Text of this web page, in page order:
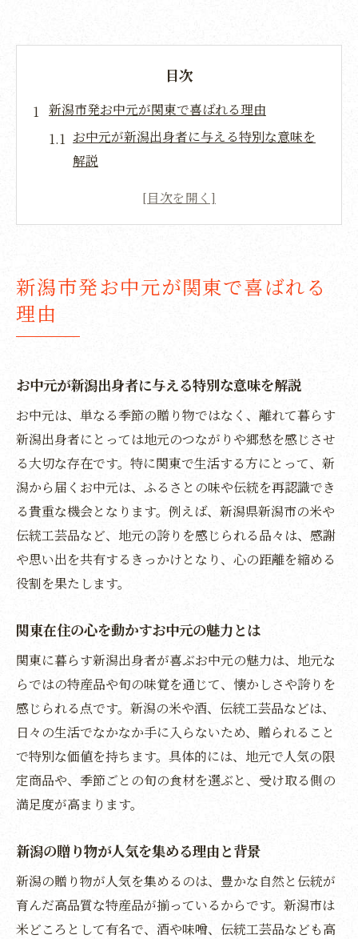
目次
新潟市発お中元が関東で喜ばれる理由
お中元が新潟出身者に与える特別な意味を
解説
関東在住の心を動かすお中元の魅力とは
て
お中元に最適な新潟市の特産品を厳選紹介
提案
高級感漂う新潟お中元で感謝を伝える方法
新潟の贈答品が選ばれる理由とおすすめポ
イント
おしゃれな新潟ギフトで個性を演出するコ
ツ
新潟の美味しいお中元で喜びを届ける秘訣
新潟出身者が関東で喜ぶお中元の選び方ガ
イド
お中元を通じて地元愛を感じる贈り方の工
夫
関東で注目される新潟の贈答品とは何か
お中元に込める地元への思いと伝え方のポ
イント
ア
高級感あふれる新潟ギフトの魅力を解説
お中元で選ばれる新潟の高級ギフトの特徴
新潟市発お中元が関東で喜ばれる
理由
お中元が新潟出身者に与える特別な意味を解説
お中元は、単なる季節の贈り物ではなく、離れて暮らす
新潟出身者にとっては地元のつながりや郷愁を感じさせ
る大切な存在です。特に関東で生活する方にとって、新
潟から届くお中元は、ふるさとの味や伝統を再認識でき
る貴重な機会となります。例えば、新潟県新潟市の米や
伝統工芸品など、地元の誇りを感じられる品々は、感謝
や思い出を共有するきっかけとなり、心の距離を縮める
役割を果たします。
関東在住の心を動かすお中元の魅力とは
関東に暮らす新潟出身者が喜ぶお中元の魅力は、地元な
らではの特産品や旬の味覚を通じて、懐かしさや誇りを
感じられる点です。新潟の米や酒、伝統工芸品などは、
日々の生活でなかなか手に入らないため、贈られること
で特別な価値を持ちます。具体的には、地元で人気の限
定商品や、季節ごとの旬の食材を選ぶと、受け取る側の
満足度が高まります。
新潟の贈り物が人気を集める理由と背景
新潟の贈り物が人気を集めるのは、豊かな自然と伝統が
育んだ高品質な特産品が揃っているからです。新潟市は
米どころとして有名で、酒や味噌、伝統工芸品なども高